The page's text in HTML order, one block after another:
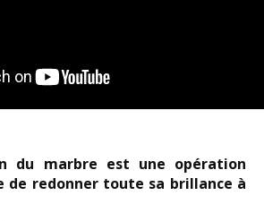
du marbre est une opération
de redonner toute sa brillance à